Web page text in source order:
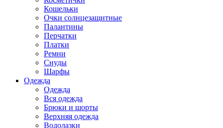
Кошельки
Очки солнцезащитные
Палантины
Перчатки
Платки
Ремни
Снуды
Шарфы
Одежда
Одежда
Вся одежда
Брюки и шорты
Верхняя одежда
Водолазки